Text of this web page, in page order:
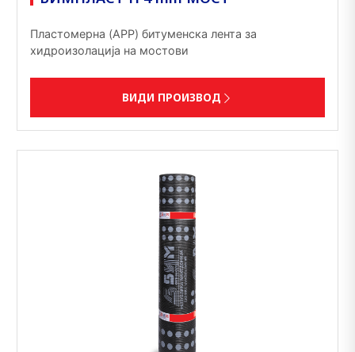
Пластомерна (APP) битуменска лента за
хидроизолација на мостови
ВИДИ ПРОИЗВОД